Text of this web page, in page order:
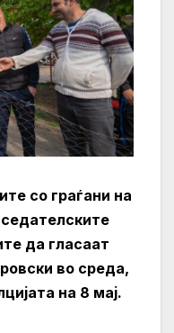
со граѓани на
да гласаат
во среда,
на 8 мај.